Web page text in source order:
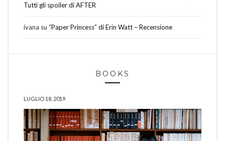
Tutti gli spoiler di AFTER
ivana su “Paper Princess” di Erin Watt – Recensione
BOOKS
LUGLIO 18, 2019